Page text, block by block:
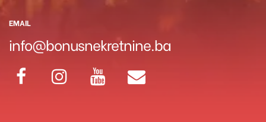
EMAIL
info@bonusnekretnine.ba